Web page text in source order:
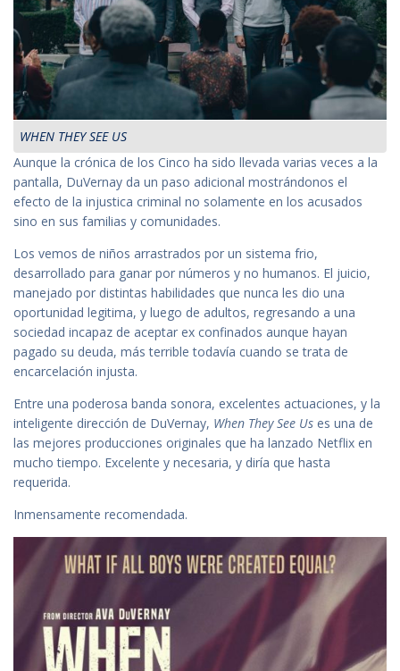
WHEN THEY SEE US
Aunque la crónica de los Cinco ha sido llevada varias veces a la
pantalla, DuVernay da un paso adicional mostrándonos el
efecto de la injustica criminal no solamente en los acusados
sino en sus familias y comunidades.
Los vemos de niños arrastrados por un sistema frio,
desarrollado para ganar por números y no humanos. El juicio,
manejado por distintas habilidades que nunca les dio una
oportunidad legitima, y luego de adultos, regresando a una
sociedad incapaz de aceptar ex confinados aunque hayan
pagado su deuda, más terrible todavía cuando se trata de
encarcelación injusta.
Entre una poderosa banda sonora, excelentes actuaciones, y la
inteligente dirección de DuVernay, When They See Us es una de
las mejores producciones originales que ha lanzado Netflix en
mucho tiempo. Excelente y necesaria, y diría que hasta
requerida.
Inmensamente recomendada.